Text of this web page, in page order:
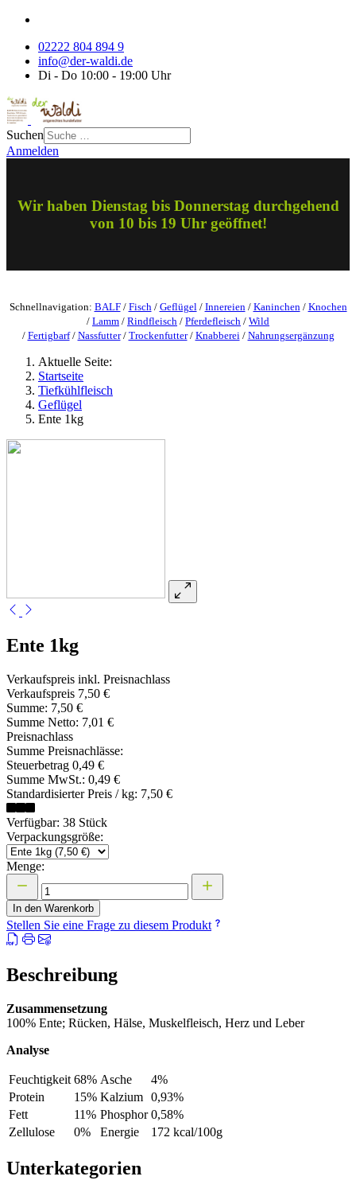
02222 804 894 9
info@der-waldi.de
Di - Do 10:00 - 19:00 Uhr
Suchen
Anmelden
Wir haben Dienstag bis Donnerstag durchgehend
von 10 bis 19 Uhr geöffnet!
Schnellnavigation: BALF/ Fisch/ Geflügel/ Innereien/ Kaninchen/ Knochen
/ Lamm / Rindfleisch / Pferdefleisch / Wild
/ Fertigbarf/ Nassfutter/ Trockenfutter/ Knabberei/ Nahrungsergänzung
Aktuelle Seite:
Startseite
Tiefkühlfleisch
Geflügel
Ente 1kg
Ente 1kg
Verkaufspreis inkl. Preisnachlass
Verkaufspreis 7,50 €
Summe: 7,50 €
Summe Netto: 7,01 €
Preisnachlass
Summe Preisnachlässe:
Steuerbetrag 0,49 €
Summe MwSt.: 0,49 €
Standardisierter Preis / kg: 7,50 €
Verfügbar: 38 Stück
Verpackungsgröße:
Menge:
In den Warenkorb
Stellen Sie eine Frage zu diesem Produkt
Beschreibung
Zusammensetzung
100% Ente; Rücken, Hälse, Muskelfleisch, Herz und Leber
Analyse
Feuchtigkeit 68% Asche
4%
Protein
15% Kalzium 0,93%
Fett
11% Phosphor 0,58%
Zellulose
0% Energie 172 kcal/100g
Unterkategorien